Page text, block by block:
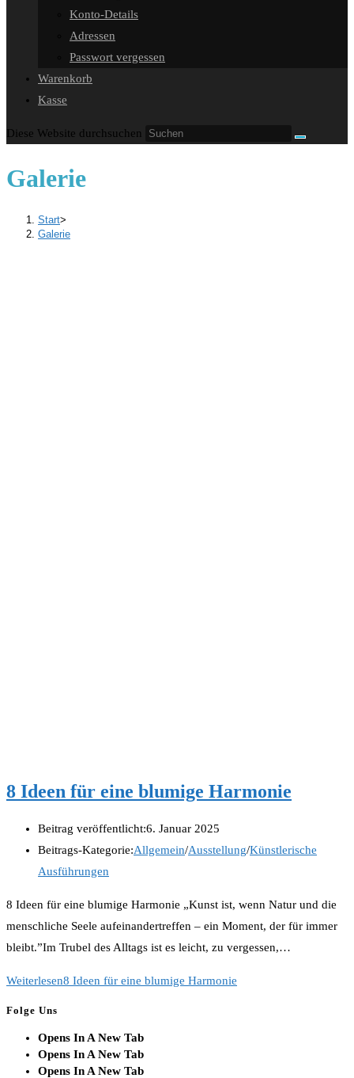
Konto-Details
Adressen
Passwort vergessen
Warenkorb
Kasse
Diese Website durchsuchen
Galerie
Start>
Galerie
8 Ideen für eine blumige Harmonie
Beitrag veröffentlicht:6. Januar 2025
Beitrags-Kategorie:Allgemein/Ausstellung/Künstlerische
Ausführungen
8 Ideen für eine blumige Harmonie „Kunst ist, wenn Natur und die
menschliche Seele aufeinandertreffen – ein Moment, der für immer
bleibt.”Im Trubel des Alltags ist es leicht, zu vergessen,…
Weiterlesen8 Ideen für eine blumige Harmonie
Folge Uns
Opens In A New Tab
Opens In A New Tab
Opens In A New Tab